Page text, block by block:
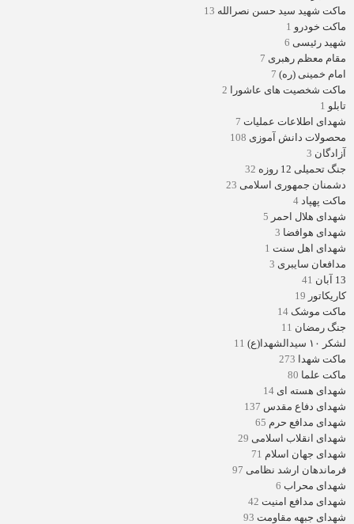
ماکت شهید سید حسن نصرالله 13
ماکت خودرو 1
شهید رئیسی 6
مقام معظم رهبری 7
امام خمینی (ره) 7
ماکت شخصیت های عاشورا
2
تابلو 1
شهدای اطلاعات عملیات 7
محصولات دانش آموزی 108
آزادگان 3
جنگ تحمیلی 12 روزه
32
دشمنان جمهوری اسلامی 23
ماکت پهپاد 4
شهدای هلال احمر 5
شهدای هوافضا 3
شهدای اهل سنت 1
مدافعان سایبری 3
13 آبان
41
کاریکاتور 19
ماکت موشک 14
جنگ رمضان 11
لشکر ۱۰ سیدالشهدا(ع)
11
ماکت شهدا 273
ماکت علما 80
شهدای هسته ای 14
شهدای دفاع مقدس 137
شهدای مدافع حرم 65
شهدای انقلاب اسلامی 29
شهدای جهان اسلام 71
فرماندهان ارشد نظامی 97
شهدای محراب 6
شهدای مدافع امنیت 42
شهدای جبهه مقاومت 93